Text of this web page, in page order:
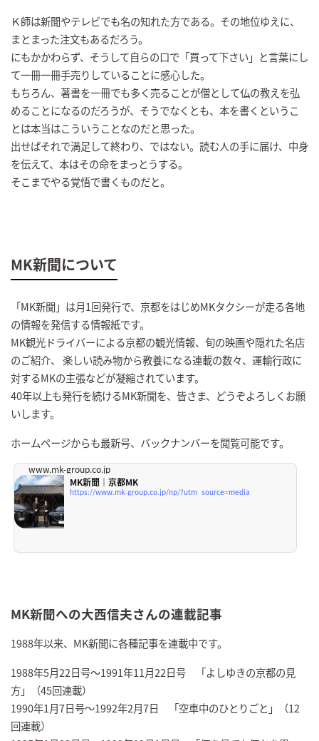
Ｋ師は新聞やテレビでも名の知れた方である。その地位ゆえに、
まとまった注文もあるだろう。
にもかかわらず、そうして自らの口で「買って下さい」と言葉にし
て一冊一冊手売りしていることに感心した。
もちろん、著書を一冊でも多く売ることが僧として仏の教えを弘
めることになるのだろうが、そうでなくとも、本を書くというこ
とは本当はこういうことなのだと思った。
出せばそれで満足して終わり、ではない。読む人の手に届け、中身
を伝えて、本はその命をまっとうする。
そこまでやる覚悟で書くものだと。
MK新聞について
「MK新聞」は月1回発行で、京都をはじめMKタクシーが走る各地
の情報を発信する情報紙です。
MK観光ドライバーによる京都の観光情報、旬の映画や隠れた名店
のご紹介、 楽しい読み物から教養になる連載の数々、運輸行政に
対するMKの主張などが凝縮されています。
40年以上も発行を続けるMK新聞を、皆さま、どうぞよろしくお願
いします。
ホームページからも最新号、バックナンバーを閲覧可能です。
www.mk-group.co.jp
MK新聞｜京都MK
https://www.mk-group.co.jp/np/?utm_source=media
MK新聞への大西信夫さんの連載記事
1988年以来、MK新聞に各種記事を連載中です。
1988年5月22日号～1991年11月22日号 「よしゆきの京都の見
方」（45回連載）
1990年1月7日号～1992年2月7日 「空車中のひとりごと」（12
回連載）